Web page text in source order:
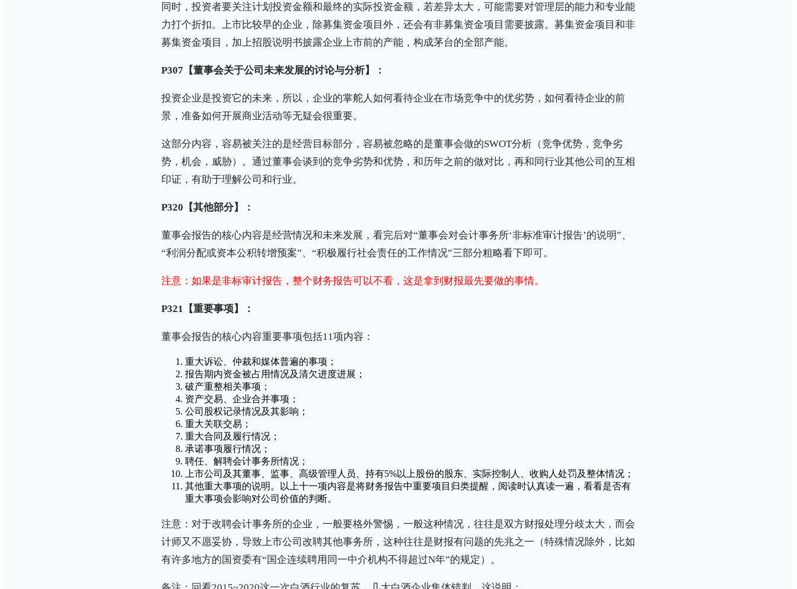
同时，投资者要关注计划投资金额和最终的实际投资金额，若差异太大，可能需要对管理层的能力和专业能
力打个折扣。上市比较早的企业，除募集资金项目外，还会有非募集资金项目需要披露。募集资金项目和非
募集资金项目，加上招股说明书披露企业上市前的产能，构成茅台的全部产能。
P307【董事会关于公司未来发展的讨论与分析】：
投资企业是投资它的未来，所以，企业的掌舵人如何看待企业在市场竞争中的优劣势，如何看待企业的前
景，准备如何开展商业活动等无疑会很重要。
这部分内容，容易被关注的是经营目标部分，容易被忽略的是董事会做的SWOT分析（竞争优势，竞争劣
势，机会，威胁）。通过董事会谈到的竞争劣势和优势，和历年之前的做对比，再和同行业其他公司的互相
印证，有助于理解公司和行业。
P320【其他部分】：
董事会报告的核心内容是经营情况和未来发展，看完后对“董事会对会计事务所‘非标准审计报告’的说明”、
“利润分配或资本公积转增预案”、“积极履行社会责任的工作情况”三部分粗略看下即可。
注意：如果是非标审计报告，整个财务报告可以不看，这是拿到财报最先要做的事情。
P321【重要事项】：
董事会报告的核心内容重要事项包括11项内容：
重大诉讼、仲裁和媒体普遍的事项；
报告期内资金被占用情况及清欠进度进展；
破产重整相关事项；
资产交易、企业合并事项；
公司股权记录情况及其影响；
重大关联交易；
重大合同及履行情况；
承诺事项履行情况；
聘任、解聘会计事务所情况；
上市公司及其董事、监事、高级管理人员、持有5%以上股份的股东、实际控制人、收购人处罚及整体情况；
其他重大事项的说明。以上十一项内容是将财务报告中重要项目归类提醒，阅读时认真读一遍，看看是否有
重大事项会影响对公司价值的判断。
注意：对于改聘会计事务所的企业，一般要格外警惕，一般这种情况，往往是双方财报处理分歧太大，而会
计师又不愿妥协，导致上市公司改聘其他事务所，这种往往是财报有问题的先兆之一（特殊情况除外，比如
有许多地方的国资委有“国企连续聘用同一中介机构不得超过N年”的规定）。